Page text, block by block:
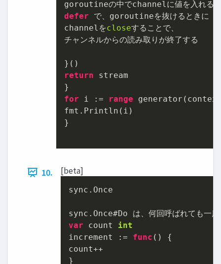
defer で、goroutineを抜けるときに
channelをcloseすることで、
チャンネルからの読み取りが終了する
return stream
for i := range
fmt.Println(i)
}
10. [beta]
sync.Once
var count int
increment := func ()
{
count++